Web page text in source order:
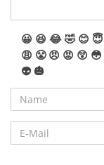
😀 😆 😂🤣 😊 😇
😩 😤 😠 😡 😲 😳
👽 🎃